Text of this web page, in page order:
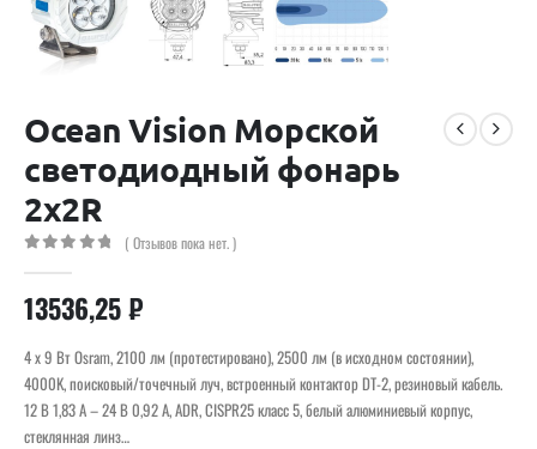
Ocean Vision Морской
светодиодный фонарь
2х2R
( Отзывов пока нет. )
13536,25₽
4 x 9 Вт Osram, 2100 лм (протестировано), 2500 лм (в исходном состоянии),
4000K, поисковый/точечный луч, встроенный контактор DT-2, резиновый кабель.
12 В 1,83 А – 24 В 0,92 А, ADR, CISPR25 класс 5, белый алюминиевый корпус,
стеклянная линз…